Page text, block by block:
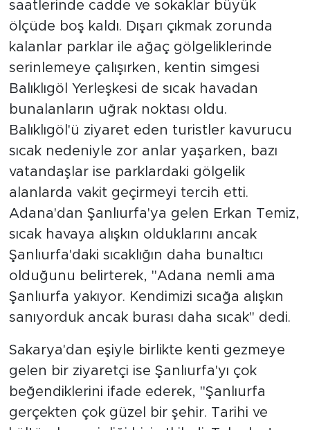
saatlerinde cadde ve sokaklar büyük
ölçüde boş kaldı. Dışarı çıkmak zorunda
kalanlar parklar ile ağaç gölgeliklerinde
serinlemeye çalışırken, kentin simgesi
Balıklıgöl Yerleşkesi de sıcak havadan
bunalanların uğrak noktası oldu.
Balıklıgöl'ü ziyaret eden turistler kavurucu
sıcak nedeniyle zor anlar yaşarken, bazı
vatandaşlar ise parklardaki gölgelik
alanlarda vakit geçirmeyi tercih etti.
Adana'dan Şanlıurfa'ya gelen Erkan Temiz,
sıcak havaya alışkın olduklarını ancak
Şanlıurfa'daki sıcaklığın daha bunaltıcı
olduğunu belirterek, "Adana nemli ama
Şanlıurfa yakıyor. Kendimizi sıcağa alışkın
sanıyorduk ancak burası daha sıcak" dedi.
Sakarya'dan eşiyle birlikte kenti gezmeye
gelen bir ziyaretçi ise Şanlıurfa'yı çok
beğendiklerini ifade ederek, "Şanlıurfa
gerçekten çok güzel bir şehir. Tarihi ve